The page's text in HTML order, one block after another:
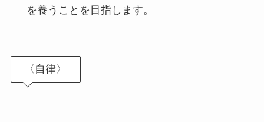
を養うことを目指します。
〈自律〉